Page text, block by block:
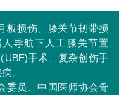
板损伤、膝关节韧带损
导航下人工膝关节置
UBE)手术、复杂创伤手
。
委员、中国医师协会骨